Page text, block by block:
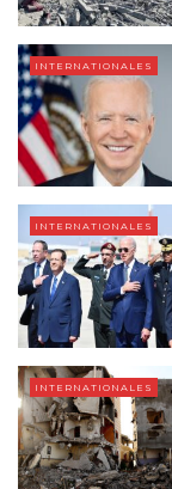
INTERNATIONALES
INTERNATIONALES
INTERNATIONALES